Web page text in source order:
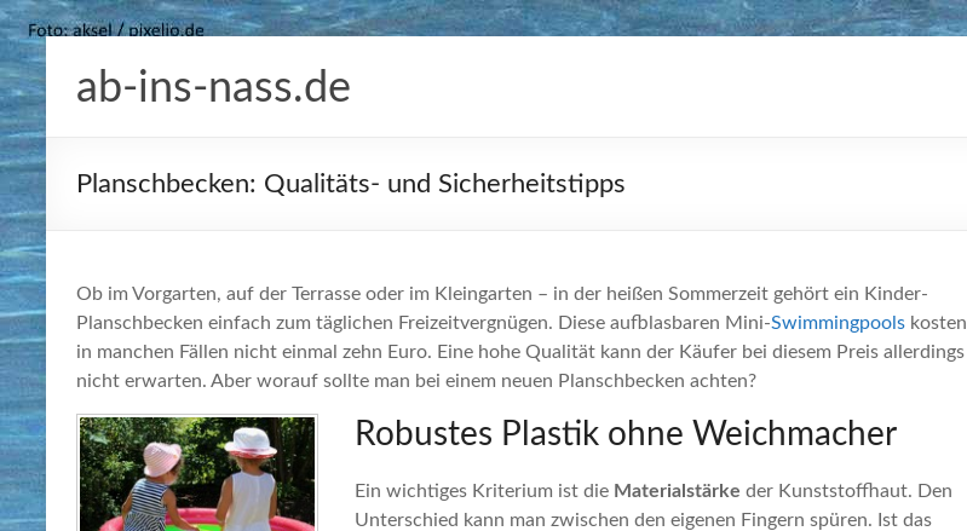
springen
ab-ins-nass.de
Planschbecken: Qualitäts- und Sicherheitstipps
Ob im Vorgarten, auf der Terrasse oder im Kleingarten – in der heißen Sommerzeit gehört ein Kinder-
Planschbecken einfach zum täglichen Freizeitvergnügen. Diese aufblasbaren Mini-Swimmingpools kosten
in manchen Fällen nicht einmal zehn Euro. Eine hohe Qualität kann der Käufer bei diesem Preis allerdings
nicht erwarten. Aber worauf sollte man bei einem neuen Planschbecken achten?
Robustes Plastik ohne Weichmacher
Ein wichtiges Kriterium ist die Materialstärke der Kunststoffhaut. Den
Unterschied kann man zwischen den eigenen Fingern spüren. Ist das